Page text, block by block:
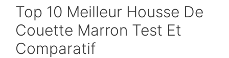
Top 10 Meilleur Housse De
Couette Marron Test Et
Comparatif